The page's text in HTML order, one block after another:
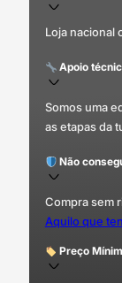
Loja nacional
Apoio
Somos uma
as etapas da
Não
Compra sem
Aquilo que
Preço